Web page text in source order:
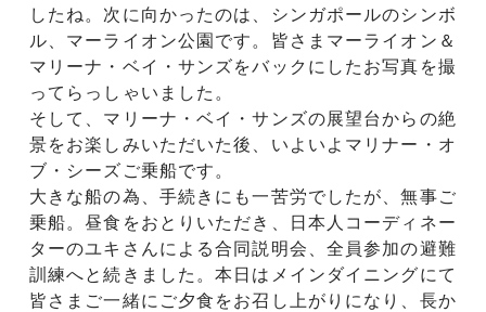
したね。次に向かったのは、シンガポールのシンボ
ル、マーライオン公園です。皆さまマーライオン＆
マリーナ・ベイ・サンズをバックにしたお写真を撮
ってらっしゃいました。
そして、マリーナ・ベイ・サンズの展望台からの絶
景をお楽しみいただいた後、いよいよマリナー・オ
ブ・シーズご乗船です。
大きな船の為、手続きにも一苦労でしたが、無事ご
乗船。昼食をおとりいただき、日本人コーディネー
ターのユキさんによる合同説明会、全員参加の避難
訓練へと続きました。本日はメインダイニングにて
皆さまご一緒にご夕食をお召し上がりになり、長か